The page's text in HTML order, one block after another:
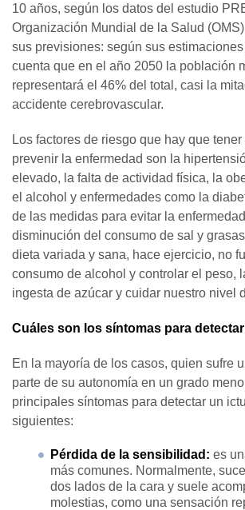
10 años, según los datos del estudio
Organización Mundial de la Salud
sus previsiones: según sus
cuenta que en el año 2050 la población
representará el 46% del total, casi la
accidente cerebrovascular.
Los factores de riesgo que hay que
prevenir la enfermedad son la
elevado, la falta de actividad física, la
el alcohol y enfermedades como la
de las medidas para evitar la
disminución del consumo de sal y
dieta variada y sana, hace ejercicio, no
consumo de alcohol y controlar el peso,
ingesta de azúcar y cuidar nuestro nivel
Cuáles son los síntomas para
En la mayoría de los casos, quien sufre
parte de su autonomía en un grado
principales síntomas para detectar un
siguientes:
Pérdida de la sensibilidad: es
más comunes. Normalmente,
dos lados de la cara y suele
molestias, como una sensación